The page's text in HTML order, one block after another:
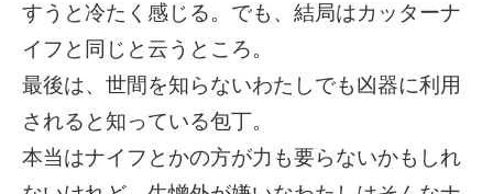
すうと冷たく感じる。でも、結局はカッターナ
イフと同じと云うところ。
最後は、世間を知らないわたしでも凶器に利用
されると知っている包丁。
本当はナイフとかの方が力も要らないかもしれ